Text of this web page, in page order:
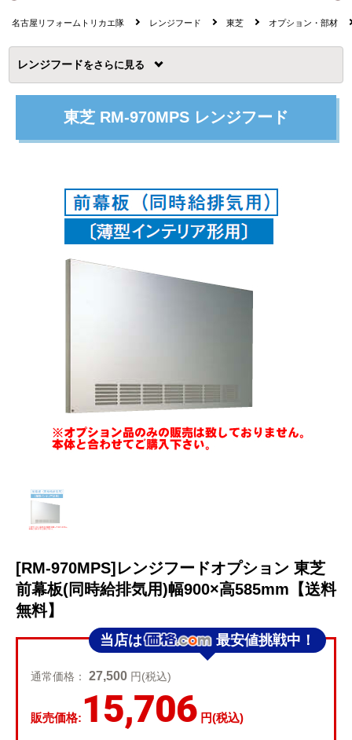
名古屋リフォームトリカエ隊 レンジフード 東芝 オプション・部材
レンジフードを
東芝 RM-970MPS レンジフード
[RM-970MPS]レンジフードオプション 東芝
前幕板(同時給排気用)幅900×高585mm【送料
無料】
当店は 最安値挑戦中！
通常価格：27,500 円(税込)
販売価格: 15,706 円(税込)